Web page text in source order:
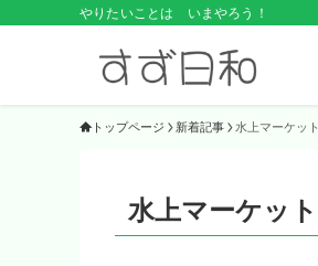
やりたいことは いまやろう！
トップページ 新着記事 水上マーケット
水上マーケット